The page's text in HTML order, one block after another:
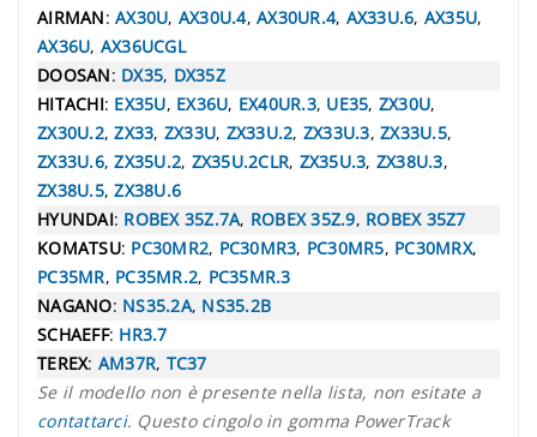
AIRMAN: AX30U, AX30U.4, AX30UR.4, AX33U.6, AX35U,
AX36U, AX36UCGL
DOOSAN: DX35, DX35Z
HITACHI: EX35U, EX36U, EX40UR.3, UE35, ZX30U,
ZX30U.2,ZX33, ZX33U, ZX33U.2, ZX33U.3, ZX33U.5,
ZX33U.6,ZX35U.2, ZX35U.2CLR, ZX35U.3, ZX38U.3,
ZX38U.5,ZX38U.6
HYUNDAI: ROBEX 35Z.7A, ROBEX 35Z.9, ROBEX 35Z7
KOMATSU: PC30MR2, PC30MR3, PC30MR5, PC30MRX,
PC35MR, PC35MR.2, PC35MR.3
NAGANO: NS35.2A, NS35.2B
SCHAEFF: HR3.7
TEREX: AM37R, TC37
Se il modello non è presente nella lista, non esitate a
contattarci. Questo cingolo in gomma PowerTrack